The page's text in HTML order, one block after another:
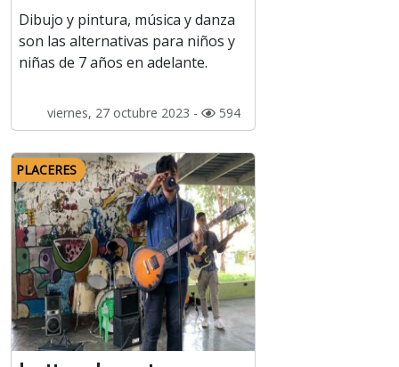
Dibujo y pintura, música y danza
son las alternativas para niños y
niñas de 7 años en adelante.
viernes, 27 octubre 2023 - 594
PLACERES